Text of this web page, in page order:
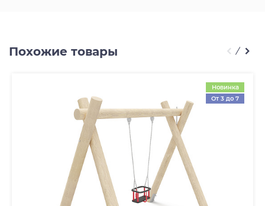
Похожие товары
Новинка
От 3 до 7